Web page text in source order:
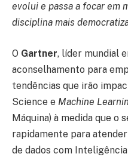
evolui e passa a focar em
disciplina mais
O Gartner, líder mundial
aconselhamento para
tendências que irão
Science e Machine
Máquina) à medida que o
rapidamente para
de dados com